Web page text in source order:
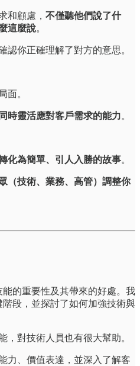
和顧慮， 不僅聽他們說了什
這麼說。
認你正確理解了對方的意思。
面。
時靈活應對客戶需求的能力。
化為簡單、引人入勝的故事。
（技術、業務、高管）調整你
的重要性及其帶來的好處。我
段，並探討了如何加強技術與
，對技術人員也有很大幫助。
力、價值表達，並深入了解客